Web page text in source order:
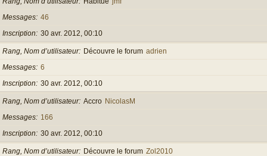
Messages 46
Inscription
30 avr. 2012, 00:10
Rang, Nom d’utilisateur Découvre le forum adrien
Messages 6
Inscription
30 avr. 2012, 00:10
Rang, Nom d’utilisateur Accro NicolasM
Messages
166
Inscription
30 avr. 2012, 00:10
Rang, Nom d’utilisateur Découvre le forum Zol2010